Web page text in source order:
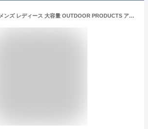
ボディバッグ メンズ レディース 大容量 OUTDOOR PRODUCTS アウトドアプロダクツ ウエストポーチ 斜めがけ 旅行 おしゃ ブランド ウエストバッグ ヒップバッグ 大きめ ワンショルダーれ かわいい シンプル 大人 子供 高校生 大学生 中学生 収納 通勤 通学 男の子 女の子